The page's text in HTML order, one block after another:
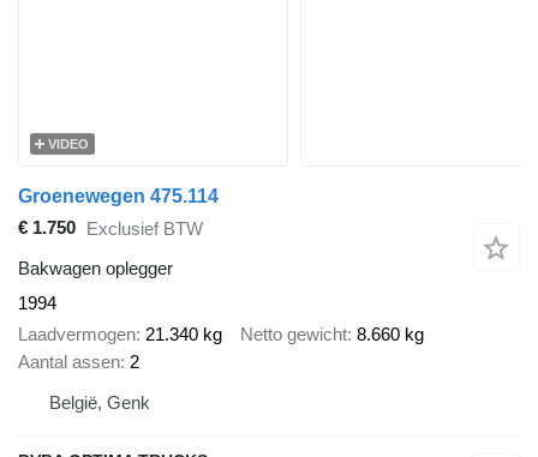
VIDEO
Groenewegen 475.114
€ 1.750
Exclusief BTW
Bakwagen oplegger
1994
Laadvermogen 21.340 kg Netto gewicht 8.660 kg
Aantal assen 2
België, Genk